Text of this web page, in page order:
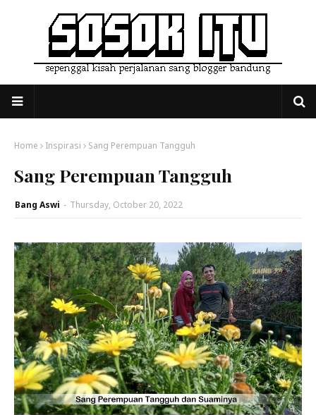
Home Inspirasi Sang Perempuan Tangguh
Sang Perempuan Tangguh
Bang Aswi - Thursday, October 20, 2022